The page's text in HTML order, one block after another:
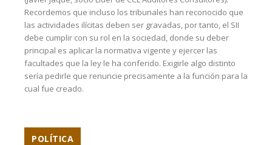
Recordemos que incluso los tribunales han reconocido que
las actividades ilícitas deben ser gravadas, por tanto, el SII
debe cumplir con su rol en la sociedad, donde su deber
principal es aplicar la normativa vigente y ejercer las
facultades que la ley le ha conferido. Exigirle algo distinto
sería pedirle que renuncie precisamente a la función para la
cual fue creado.
POLÍTICA